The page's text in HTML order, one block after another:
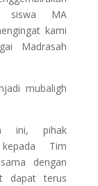
siswa MA
kami
Madrasah
mubaligh
ini, pihak
Tim
dengan
dapat terus